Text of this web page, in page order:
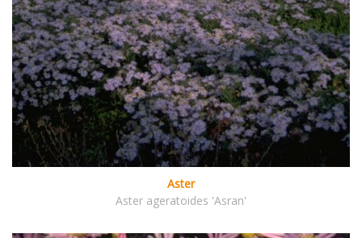
Aster
Aster ageratoides 'Asran'